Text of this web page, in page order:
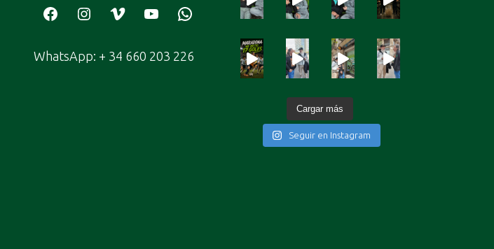
FacebookInstagram
VimeoYouTubeWhatsApp
WhatsApp: + 34 660 203 226
Cargar más
Seguir en Instagram